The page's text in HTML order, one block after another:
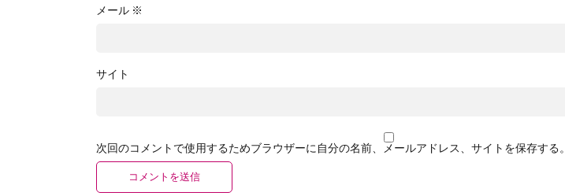
メール ※
サイト
次回のコメントで使用するためブラウザーに自分の名前、メールアドレス、サイトを保存する。